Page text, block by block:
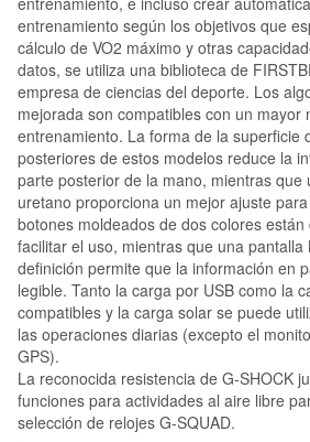
entrenamiento según los objetivos que
cálculo de VO2 máximo y otras
datos, se utiliza una biblioteca de
empresa de ciencias del deporte. Los
mejorada son compatibles con un mayor
entrenamiento. La forma de la superficie
posteriores de estos modelos reduce la
parte posterior de la mano, mientras que
uretano proporciona un mejor ajuste
botones moldeados de dos colores están
facilitar el uso, mientras que una pantalla
definición permite que la información en
legible. Tanto la carga por USB como la
compatibles y la carga solar se puede
las operaciones diarias (excepto el
GPS).
La reconocida resistencia de G-SHOCK
funciones para actividades al aire libre
selección de relojes G-SQUAD.